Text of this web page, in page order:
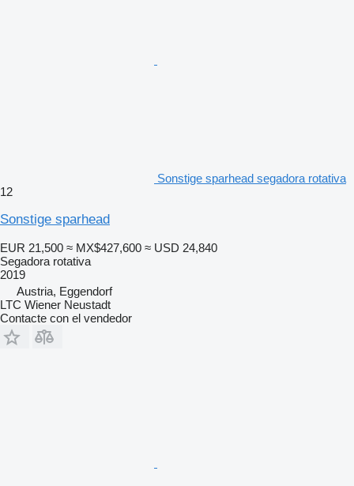
Sonstige sparhead segadora rotativa
12
Sonstige sparhead
EUR 21,500 ≈ MX$427,600 ≈ USD 24,840
Segadora rotativa
2019
Austria, Eggendorf
LTC Wiener Neustadt
Contacte con el vendedor